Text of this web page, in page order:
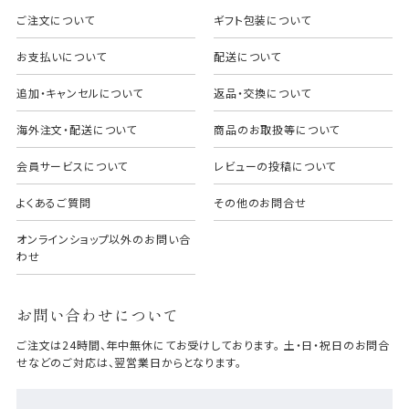
ご注文について ギフト包装について
お支払いについて 配送について
追加・キャンセルについて 返品・交換について
海外注文・配送について 商品のお取扱等について
会員サービスについて レビューの投稿について
よくあるご質問 その他のお問合せ
オンラインショップ以外のお問い合
わせ
お問い合わせについて
ご注文は24時間、年中無休にてお受けしております。 土・日・祝日のお問合
せなどのご対応は、翌営業日からとなります。